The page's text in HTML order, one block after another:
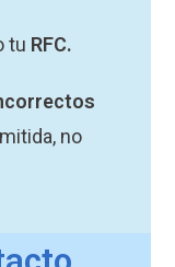
tu RFC.
no